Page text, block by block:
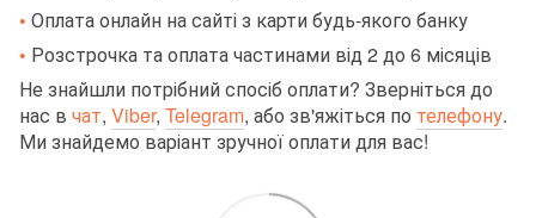
• Оплата онлайн на сайті з карти будь-якого банку
• Розстрочка та оплата частинами від 2 до 6 місяців
Не знайшли потрібний спосіб оплати? Зверніться до
нас в чат, Viber, Telegram, або зв'яжіться по телефону.
Ми знайдемо варіант зручної оплати для вас!